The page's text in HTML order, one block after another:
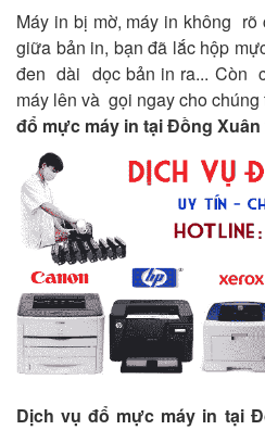
Máy in bị mờ, máy in không rõ
giữa bản in, bạn đã lắc hộp
đen dài dọc bản in ra... Còn
máy lên và gọi ngay cho
đổ mực máy in tại Đồng Xuân
Dịch vụ đổ mực máy in tại